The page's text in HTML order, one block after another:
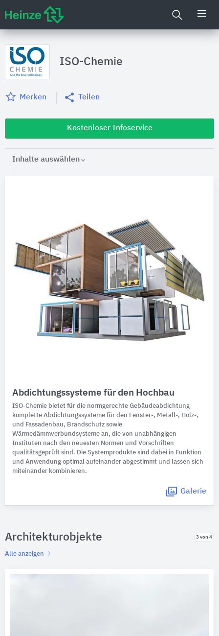
ISO-Chemie
Merken Teilen
Kostenloser Infoservice
Inhalte auswählen
Abdichtungssysteme für den Hochbau
ISO-Chemie bietet für die normgerechte Gebäudeabdichtung
komplette Abdichtungssysteme für den Fenster-, Metall-, Holz-,
und Fassadenbau, Brandschutz sowie
Wärmedämmverbundsysteme an, die von unabhängigen
Instituten nach den neuesten Normen und Vorschriften
qualitätsgeprüft sind. Die Systemprodukte sind dabei in Funktion
und Anwendung optimal aufeinander abgestimmt und lassen sich
miteinander kombinieren.
Galerie
Architekturobjekte 3 von 4
Alle anzeigen